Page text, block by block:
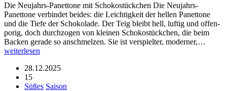
Die Neujahrs-Panettone mit Schokostückchen Die Neujahrs-
Panettone verbindet beides: die Leichtigkeit der hellen Panettone
und die Tiefe der Schokolade. Der Teig bleibt hell, luftig und offen-
porig, doch durchzogen von kleinen Schokostückchen, die beim
Backen gerade so anschmelzen. Sie ist verspielter, moderner,…
weiterlesen
28.12.2025
15
Süßes Saison